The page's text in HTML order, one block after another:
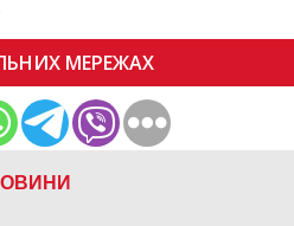
МЕРЕЖАХ